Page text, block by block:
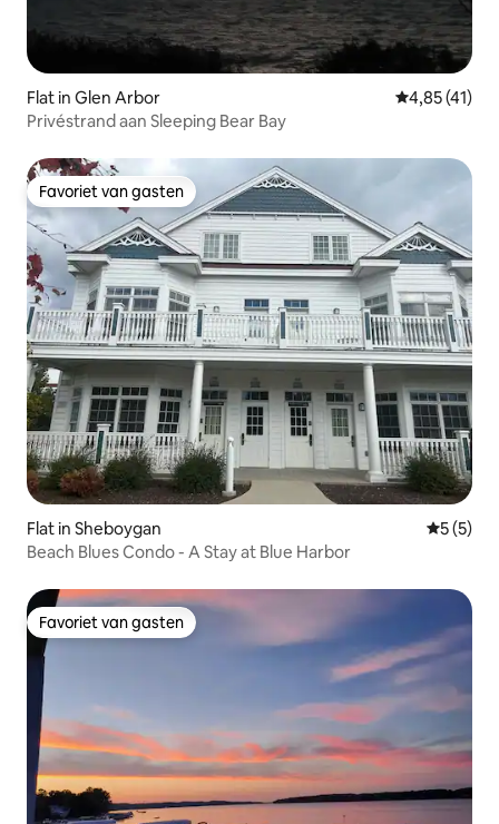
Flat in Glen Arbor Gemiddelde
4,85 (41)
Privéstrand aan Sleeping Bear Bay
Favoriet van gasten
Favoriet van gasten
Flat in Sheboygan
5 (5)
Beach Blues Condo - A Stay at Blue Harbor
Favoriet van gasten
Favoriet van gasten